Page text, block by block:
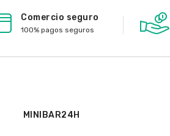
Comercio seguro
100% pagos seguros
MINIBAR24H